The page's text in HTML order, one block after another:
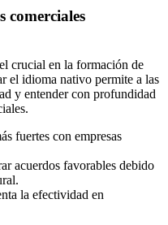
comerciales
crucial en la formación de
el idioma nativo permite a las
y entender con profundidad
fuertes con empresas
acuerdos favorables debido
la efectividad en